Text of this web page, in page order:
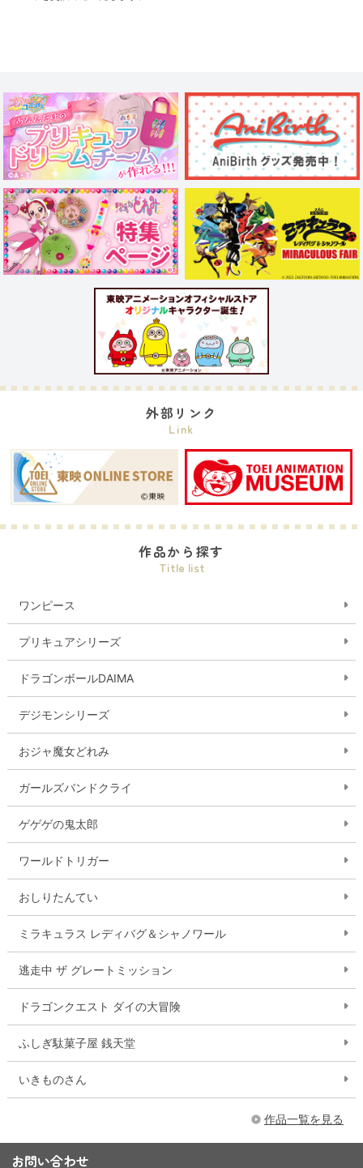
外部リンク
Link
作品から探す
Title list
ワンピース
プリキュアシリーズ
ドラゴンボールDAIMA
デジモンシリーズ
おジャ魔女どれみ
ガールズバンドクライ
ゲゲゲの鬼太郎
ワールドトリガー
おしりたんてい
ミラキュラス レディバグ＆シャノワール
逃走中 ザ グレートミッション
ドラゴンクエスト ダイの大冒険
ふしぎ駄菓子屋 銭天堂
いきものさん
作品一覧を見る
お問い合わせ